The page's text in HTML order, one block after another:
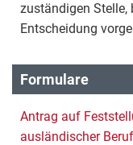
zuständigen Stelle,
Entscheidung
Formulare
Antrag auf
ausländischer